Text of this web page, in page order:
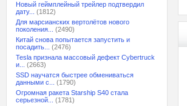
Новый геймплейный трейлер подтвердил
дату...
(1812)
Для марсианских вертолётов нового
поколения...
(2490)
Китай снова попытается запустить и
посадить...
(2476)
Tesla признала массовый дефект Cybertruck
и...
(2663)
SSD научатся быстрее обмениваться
данными с...
(1790)
Огромная ракета Starship S40 стала
серьезной...
(1781)